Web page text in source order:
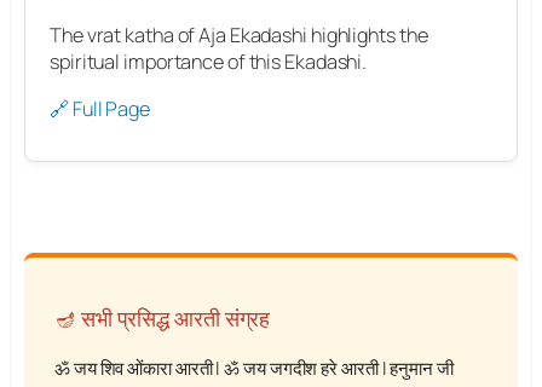
The vrat katha of Aja Ekadashi highlights the
spiritual importance of this Ekadashi.
🔗 Full Page
🪔 सभी प्रसिद्ध आरती संग्रह
ॐ जय शिव ओंकारा आरती|ॐ जय जगदीश हरे आरती|हनुमान जी